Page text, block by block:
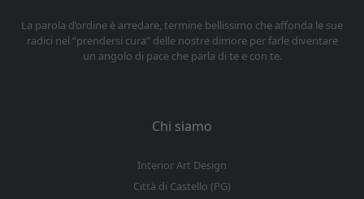
La parola d’ordine è arredare, termine bellissimo che affonda le sue
radici nel “prendersi cura” delle nostre dimore per farle diventare
un angolo di pace che parla di te e con te.
Chi siamo
Interior Art Design
Città di Castello (PG)